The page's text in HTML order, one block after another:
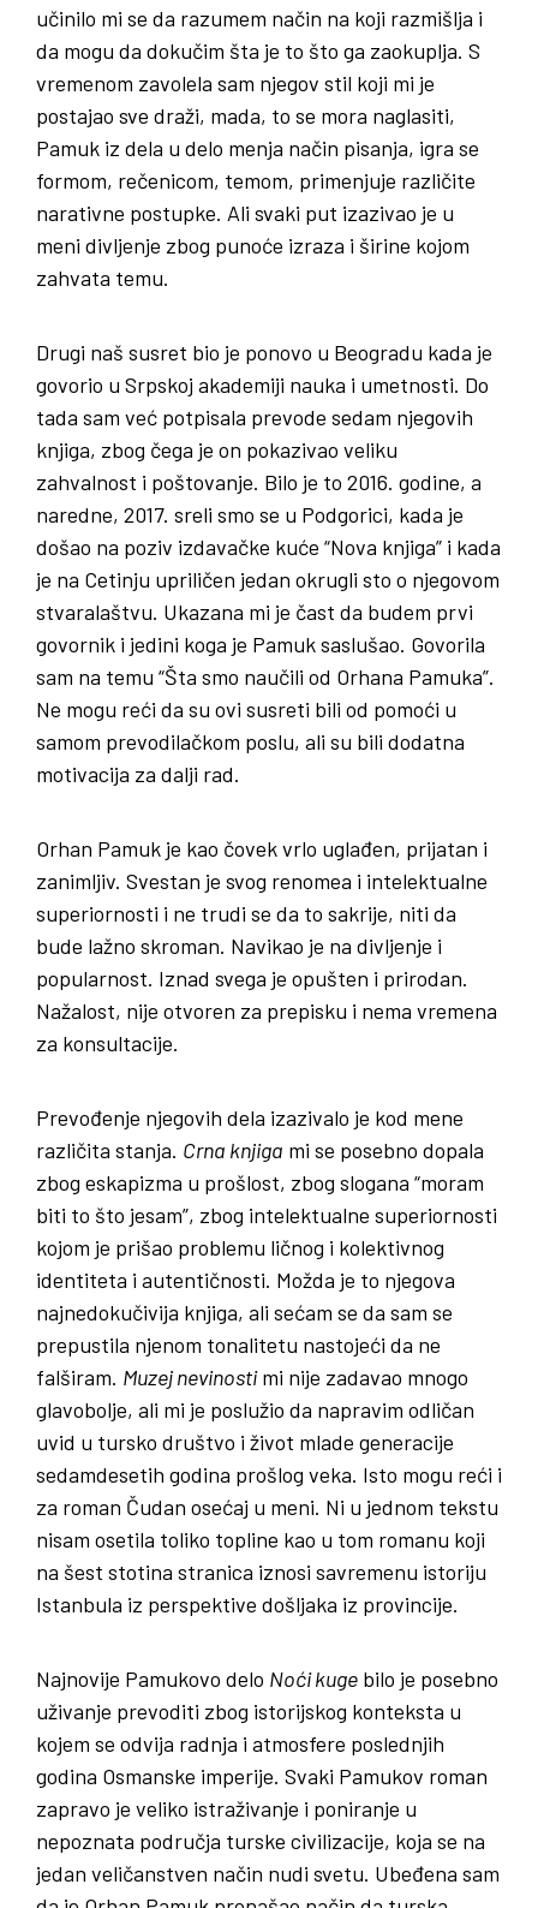
učinilo mi se da razumem način na koji razmišlja i
da mogu da dokučim šta je to što ga zaokuplja. S
vremenom zavolela sam njegov stil koji mi je
postajao sve draži, mada, to se mora naglasiti,
Pamuk iz dela u delo menja način pisanja, igra se
formom, rečenicom, temom, primenjuje različite
narativne postupke. Ali svaki put izazivao je u
meni divljenje zbog punoće izraza i širine kojom
zahvata temu.
Drugi naš susret bio je ponovo u Beogradu kada je
govorio u Srpskoj akademiji nauka i umetnosti. Do
tada sam već potpisala prevode sedam njegovih
knjiga, zbog čega je on pokazivao veliku
zahvalnost i poštovanje. Bilo je to 2016. godine, a
naredne, 2017. sreli smo se u Podgorici, kada je
došao na poziv izdavačke kuće “Nova knjiga” i kada
je na Cetinju upriličen jedan okrugli sto o njegovom
stvaralaštvu. Ukazana mi je čast da budem prvi
govornik i jedini koga je Pamuk saslušao. Govorila
sam na temu “Šta smo naučili od Orhana Pamuka”.
Ne mogu reći da su ovi susreti bili od pomoći u
samom prevodilačkom poslu, ali su bili dodatna
motivacija za dalji rad.
Orhan Pamuk je kao čovek vrlo uglađen, prijatan i
zanimljiv. Svestan je svog renomea i intelektualne
superiornosti i ne trudi se da to sakrije, niti da
bude lažno skroman. Navikao je na divljenje i
popularnost. Iznad svega je opušten i prirodan.
Nažalost, nije otvoren za prepisku i nema vremena
za konsultacije.
Prevođenje njegovih dela izazivalo je kod mene
različita stanja. Crna knjiga mi se posebno dopala
zbog eskapizma u prošlost, zbog slogana “moram
biti to što jesam”, zbog intelektualne superiornosti
kojom je prišao problemu ličnog i kolektivnog
identiteta i autentičnosti. Možda je to njegova
najnedokučivija knjiga, ali sećam se da sam se
prepustila njenom tonalitetu nastojeći da ne
falširam. Muzej nevinostimi nije zadavao mnogo
glavobolje, ali mi je poslužio da napravim odličan
uvid u tursko društvo i život mlade generacije
sedamdesetih godina prošlog veka. Isto mogu reći i
za roman Čudan osećaj u meni. Ni u jednom tekstu
nisam osetila toliko topline kao u tom romanu koji
na šest stotina stranica iznosi savremenu istoriju
Istanbula iz perspektive došljaka iz provincije.
Najnovije Pamukovo delo Noći kuge bilo je posebno
uživanje prevoditi zbog istorijskog konteksta u
kojem se odvija radnja i atmosfere poslednjih
godina Osmanske imperije. Svaki Pamukov roman
zapravo je veliko istraživanje i poniranje u
nepoznata područja turske civilizacije, koja se na
jedan veličanstven način nudi svetu. Ubeđena sam